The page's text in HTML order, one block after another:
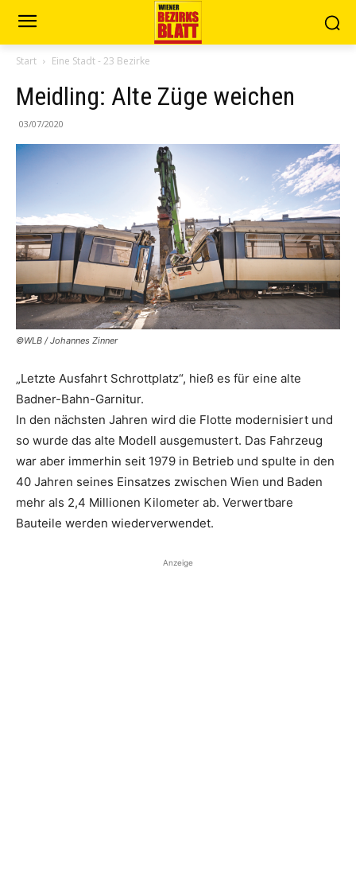
Start Eine Stadt - 23 Bezirke
Meidling: Alte Züge weichen
03/07/2020
©WLB / Johannes Zinner
„Letzte Ausfahrt Schrottplatz“, hieß es für eine alte
Badner-Bahn-Garnitur.
In den nächsten Jahren wird die Flotte modernisiert und
so wurde das alte Modell ausgemustert. Das Fahrzeug
war aber immerhin seit 1979 in Betrieb und spulte in den
40 Jahren seines Einsatzes zwischen Wien und Baden
mehr als 2,4 Millionen Kilometer ab. Verwertbare
Bauteile werden wiederverwendet.
Anzeige